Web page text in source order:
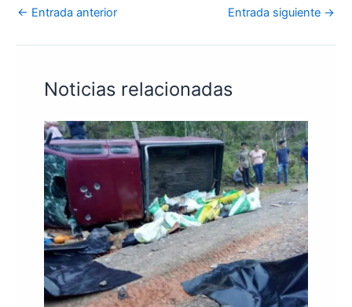
← Entrada anterior Entrada siguiente →
Noticias relacionadas